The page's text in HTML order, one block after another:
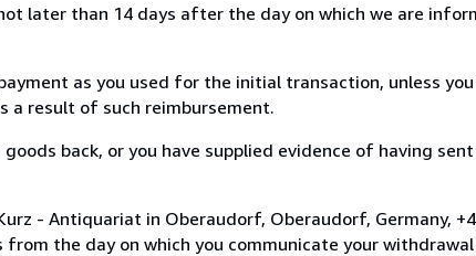
later than 14 days after the day on which we are
as you used for the initial transaction, unless
a result of such reimbursement.
back, or you have supplied evidence of having
- Antiquariat in Oberaudorf, Oberaudorf, Germany,
the day on which you communicate your